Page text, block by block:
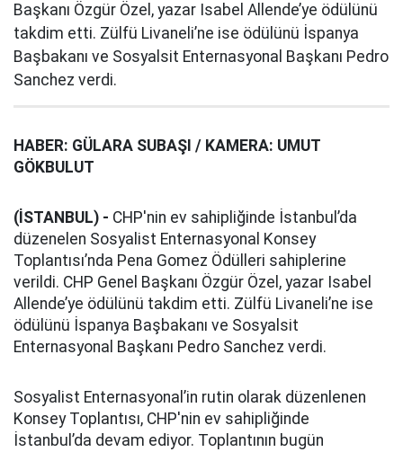
Başkanı Özgür Özel, yazar Isabel Allende’ye ödülünü
takdim etti. Zülfü Livaneli’ne ise ödülünü İspanya
Başbakanı ve Sosyalsit Enternasyonal Başkanı Pedro
Sanchez verdi.
HABER: GÜLARA SUBAŞI / KAMERA: UMUT
GÖKBULUT
(İSTANBUL) - CHP'nin ev sahipliğinde İstanbul’da
düzenelen Sosyalist Enternasyonal Konsey
Toplantısı’nda Pena Gomez Ödülleri sahiplerine
verildi. CHP Genel Başkanı Özgür Özel, yazar Isabel
Allende’ye ödülünü takdim etti. Zülfü Livaneli’ne ise
ödülünü İspanya Başbakanı ve Sosyalsit
Enternasyonal Başkanı Pedro Sanchez verdi.
Sosyalist Enternasyonal’in rutin olarak düzenlenen
Konsey Toplantısı, CHP'nin ev sahipliğinde
İstanbul’da devam ediyor. Toplantının bugün